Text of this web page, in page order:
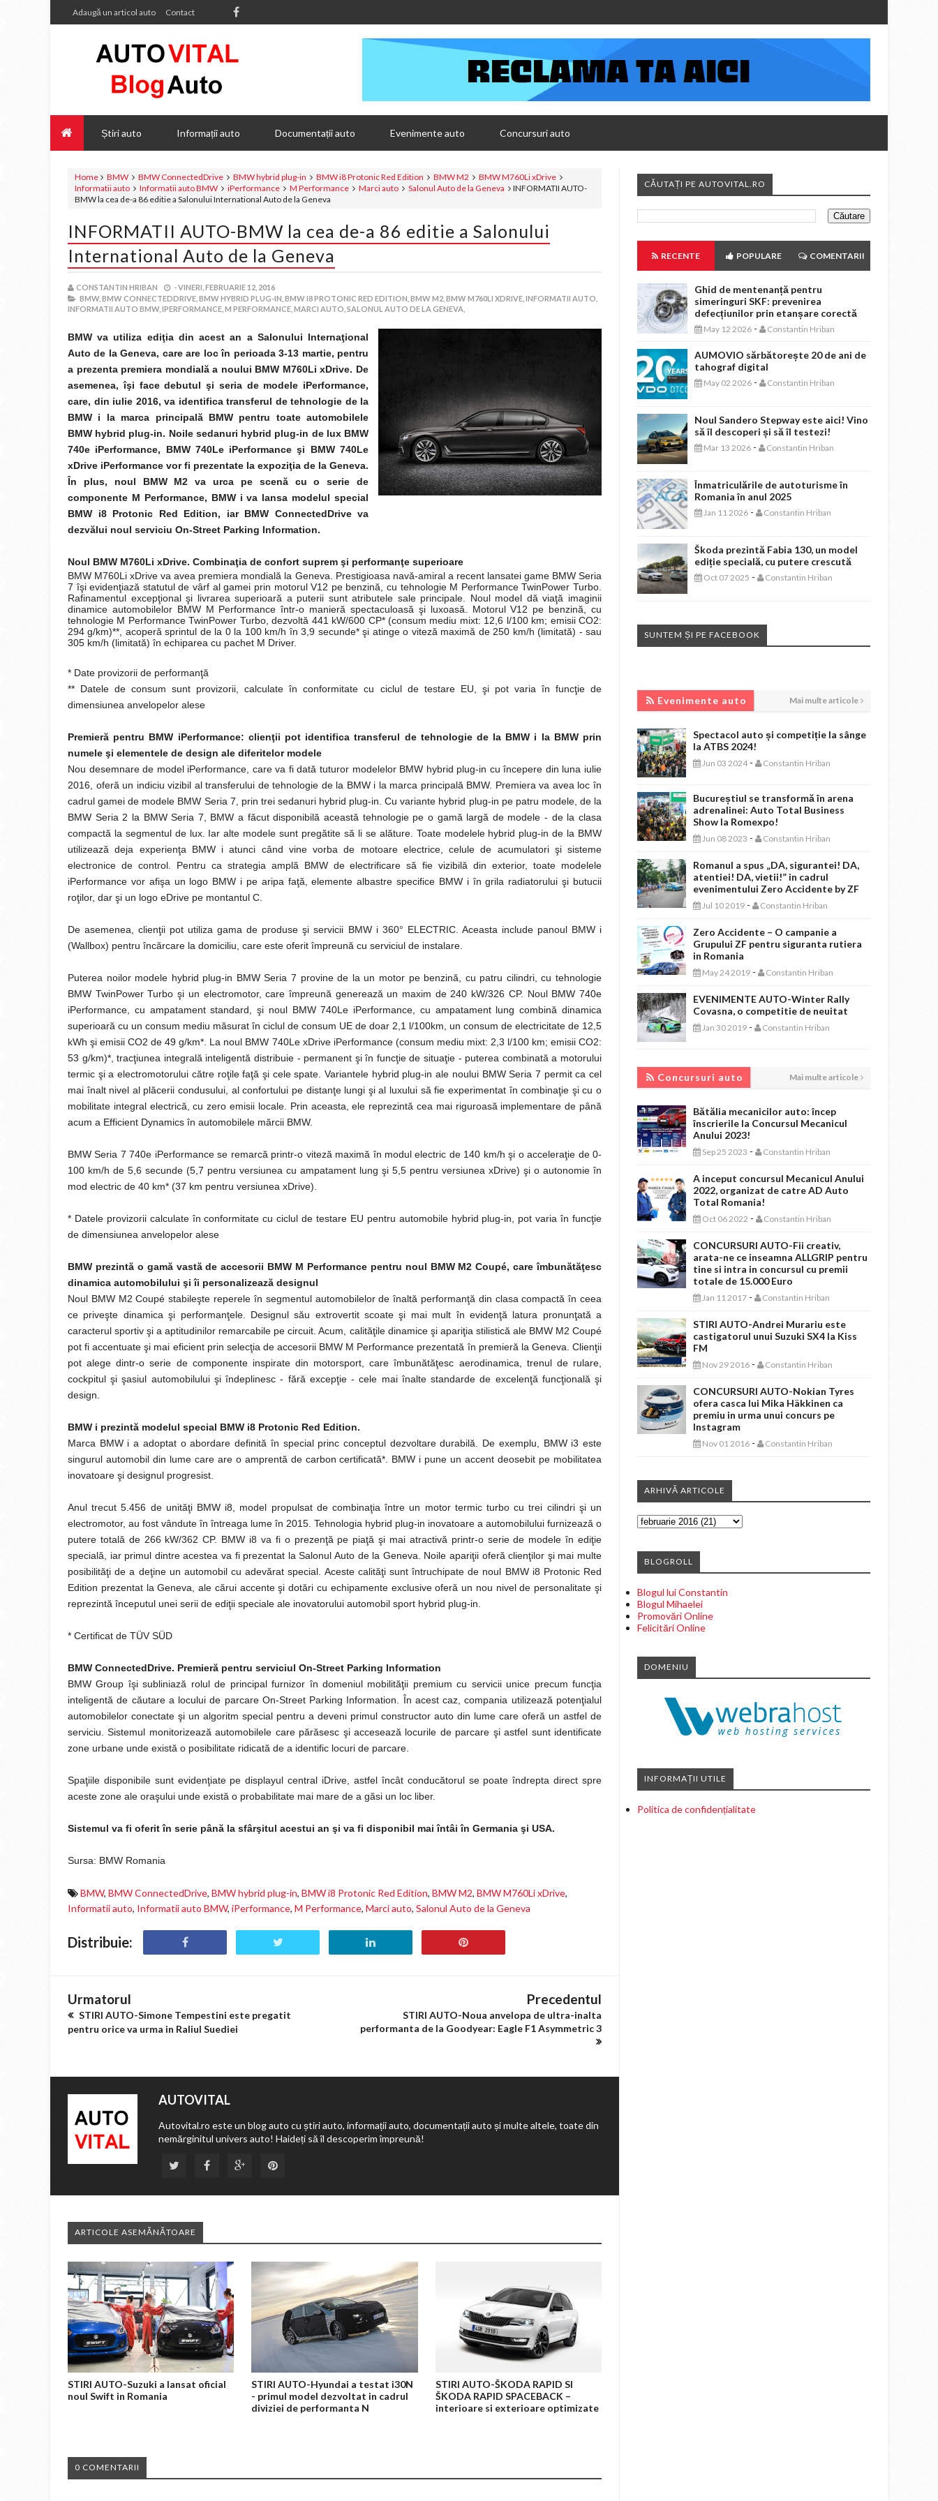
Adaugă un articol auto Contact
Știri auto Informații auto Documentații auto Evenimente auto Concursuri auto
Home BMW BMW ConnectedDrive BMW hybrid plug-in BMW i8 Protonic Red Edition BMW M2
BMW M760Li xDrive
Informatii auto
Informatii auto BMW iPerformance M Performance Marci auto Salonul Auto de la Geneva
INFORMATII AUTO-
BMW la cea de-a 86 editie a Salonului International Auto de la Geneva
INFORMATII AUTO-BMW la cea de-a 86 editie a Salonului
International Auto de la Geneva
CONSTANTIN HRIBAN -VINERI, FEBRUARIE 12, 2016
BMW, BMW CONNECTEDDRIVE, BMW HYBRID PLUG-IN, BMW I8 PROTONIC RED EDITION, BMW M2, BMW M760LI XDRIVE, INFORMATII AUTO,
INFORMATII AUTO BMW, IPERFORMANCE, M PERFORMANCE, MARCI AUTO, SALONUL AUTO DE LA GENEVA,
BMW va utiliza ediţia din acest an a Salonului Internaţional
Auto de la Geneva, care are loc în perioada 3-13 martie, pentru
a prezenta premiera mondială a noului BMW M760Li xDrive. De
asemenea, îşi face debutul şi seria de modele iPerformance,
care, din iulie 2016, va identifica transferul de tehnologie de la
BMW i la marca principală BMW pentru toate automobilele
BMW hybrid plug-in. Noile sedanuri hybrid plug-in de lux BMW
740e iPerformance, BMW 740Le iPerformance şi BMW 740Le
xDrive iPerformance vor fi prezentate la expoziţia de la Geneva.
În plus, noul BMW M2 va urca pe scenă cu o serie de
componente M Performance, BMW i va lansa modelul special
BMW i8 Protonic Red Edition, iar BMW ConnectedDrive va
dezvălui noul serviciu On-Street Parking Information.
Noul BMW M760Li xDrive. Combinaţia de confort suprem şi performanţe superioare
BMW M760Li xDrive va avea premiera mondială la Geneva. Prestigioasa navă-amiral a recent lansatei game BMW Seria
7 îşi evidenţiază statutul de vârf al gamei prin motorul V12 pe benzină, cu tehnologie M Performance TwinPower Turbo.
Rafinamentul excepţional şi livrarea superioară a puterii sunt atributele sale principale. Noul model dă viaţă imaginii
dinamice automobilelor BMW M Performance într-o manieră spectaculoasă şi luxoasă. Motorul V12 pe benzină, cu
tehnologie M Performance TwinPower Turbo, dezvoltă 441 kW/600 CP* (consum mediu mixt: 12,6 l/100 km; emisii CO2:
294 g/km)**, acoperă sprintul de la 0 la 100 km/h în 3,9 secunde* şi atinge o viteză maximă de 250 km/h (limitată) - sau
305 km/h (limitată) în echiparea cu pachet M Driver.
* Date provizorii de performanţă
** Datele de consum sunt provizorii, calculate în conformitate cu ciclul de testare EU, şi pot varia în funcţie de
dimensiunea anvelopelor alese
Premieră pentru BMW iPerformance: clienţii pot identifica transferul de tehnologie de la BMW i la BMW prin
numele şi elementele de design ale diferitelor modele
Nou desemnare de model iPerformance, care va fi dată tuturor modelelor BMW hybrid plug-in cu începere din luna iulie
2016, oferă un indiciu vizibil al transferului de tehnologie de la BMW i la marca principală BMW. Premiera va avea loc în
cadrul gamei de modele BMW Seria 7, prin trei sedanuri hybrid plug-in. Cu variante hybrid plug-in pe patru modele, de la
BMW Seria 2 la BMW Seria 7, BMW a făcut disponibilă această tehnologie pe o gamă largă de modele - de la clasa
compactă la segmentul de lux. Iar alte modele sunt pregătite să li se alăture. Toate modelele hybrid plug-in de la BMW
utilizează deja experienţa BMW i atunci când vine vorba de motoare electrice, celule de acumulatori şi sisteme
electronice de control. Pentru ca strategia amplă BMW de electrificare să fie vizibilă din exterior, toate modelele
iPerformance vor afişa un logo BMW i pe aripa faţă, elemente albastre specifice BMW i în grila radiatorului şi butucii
roţilor, dar şi un logo eDrive pe montantul C.
De asemenea, clienţii pot utiliza gama de produse şi servicii BMW i 360° ELECTRIC. Aceasta include panoul BMW i
(Wallbox) pentru încărcare la domiciliu, care este oferit împreună cu serviciul de instalare.
Puterea noilor modele hybrid plug-in BMW Seria 7 provine de la un motor pe benzină, cu patru cilindri, cu tehnologie
BMW TwinPower Turbo şi un electromotor, care împreună generează un maxim de 240 kW/326 CP. Noul BMW 740e
iPerformance, cu ampatament standard, şi noul BMW 740Le iPerformance, cu ampatament lung combină dinamica
superioară cu un consum mediu măsurat în ciclul de consum UE de doar 2,1 l/100km, un consum de electricitate de 12,5
kWh şi emisii CO2 de 49 g/km*. La noul BMW 740Le xDrive iPerformance (consum mediu mixt: 2,3 l/100 km; emisii CO2:
53 g/km)*, tracţiunea integrală inteligentă distribuie - permanent şi în funcţie de situaţie - puterea combinată a motorului
termic şi a electromotorului către roţile faţă şi cele spate. Variantele hybrid plug-in ale noului BMW Seria 7 permit ca cel
mai înalt nivel al plăcerii condusului, al confortului pe distanţe lungi şi al luxului să fie experimentat în combinaţie şi cu o
mobilitate integral electrică, cu zero emisii locale. Prin aceasta, ele reprezintă cea mai riguroasă implementare de până
acum a Efficient Dynamics în automobilele mărcii BMW.
BMW Seria 7 740e iPerformance se remarcă printr-o viteză maximă în modul electric de 140 km/h şi o acceleraţie de 0-
100 km/h de 5,6 secunde (5,7 pentru versiunea cu ampatament lung şi 5,5 pentru versiunea xDrive) şi o autonomie în
mod electric de 40 km* (37 km pentru versiunea xDrive).
* Datele provizorii calculate în conformitate cu ciclul de testare EU pentru automobile hybrid plug-in, pot varia în funcţie
de dimensiunea anvelopelor alese
BMW prezintă o gamă vastă de accesorii BMW M Performance pentru noul BMW M2 Coupé, care îmbunătăţesc
dinamica automobilului şi îi personalizează designul
Noul BMW M2 Coupé stabileşte reperele în segmentul automobilelor de înaltă performanţă din clasa compactă în ceea
ce priveşte dinamica şi performanţele. Designul său extrovertit scoate şi mai mult în evidenţă latura pronunţată a
caracterul sportiv şi a aptitudinilor remarcabile pe circuit. Acum, calităţile dinamice şi apariţia stilistică ale BMW M2 Coupé
pot fi accentuate şi mai eficient prin selecţia de accesorii BMW M Performance prezentată în premieră la Geneva. Clienţii
pot alege dintr-o serie de componente inspirate din motorsport, care îmbunătăţesc aerodinamica, trenul de rulare,
cockpitul şi şasiul automobilului şi îndeplinesc - fără excepţie - cele mai înalte standarde de excelenţă funcţională şi
design.
BMW i prezintă modelul special BMW i8 Protonic Red Edition.
Marca BMW i a adoptat o abordare definită în special princ conceptul dezvoltare durabilă. De exemplu, BMW i3 este
singurul automobil din lume care are o amprentă de carbon certificată*. BMW i pune un accent deosebit pe mobilitatea
inovatoare şi designul progresist.
Anul trecut 5.456 de unităţi BMW i8, model propulsat de combinaţia între un motor termic turbo cu trei cilindri şi un
electromotor, au fost vândute în întreaga lume în 2015. Tehnologia hybrid plug-in inovatoare a automobilului furnizează o
putere totală de 266 kW/362 CP. BMW i8 va fi o prezenţă pe piaţă şi mai atractivă printr-o serie de modele în ediţie
specială, iar primul dintre acestea va fi prezentat la Salonul Auto de la Geneva. Noile apariţii oferă clienţilor şi mai multe
posibilităţi de a deţine un automobil cu adevărat special. Aceste calităţi sunt întruchipate de noul BMW i8 Protonic Red
Edition prezentat la Geneva, ale cărui accente şi dotări cu echipamente exclusive oferă un nou nivel de personalitate şi
reprezintă începutul unei serii de ediţii speciale ale inovatorului automobil sport hybrid plug-in.
* Certificat de TÜV SÜD
BMW ConnectedDrive. Premieră pentru serviciul On-Street Parking Information
BMW Group îşi subliniază rolul de principal furnizor în domeniul mobilităţii premium cu servicii unice precum funcţia
inteligentă de căutare a locului de parcare On-Street Parking Information. În acest caz, compania utilizează potenţialul
automobilelor conectate şi un algoritm special pentru a deveni primul constructor auto din lume care oferă un astfel de
serviciu. Sistemul monitorizează automobilele care părăsesc şi accesează locurile de parcare şi astfel sunt identificate
zone urbane unde există o posibilitate ridicată de a identific locuri de parcare.
Spaţiile disponibile sunt evidenţiate pe displayul central iDrive, astfel încât conducătorul se poate îndrepta direct spre
aceste zone ale oraşului unde există o probabilitate mai mare de a găsi un loc liber.
Sistemul va fi oferit în serie până la sfârşitul acestui an şi va fi disponibil mai întâi în Germania şi USA.
Sursa: BMW Romania
BMW, BMW ConnectedDrive, BMW hybrid plug-in, BMW i8 Protonic Red Edition, BMW M2, BMW M760Li xDrive,
Informatii auto, Informatii auto BMW, iPerformance, M Performance, Marci auto, Salonul Auto de la Geneva
Distribuie:
Urmatorul
STIRI AUTO-Simone Tempestini este pregatit
pentru orice va urma in Raliul Suediei
Precedentul
STIRI AUTO-Noua anvelopa de ultra-inalta
performanta de la Goodyear: Eagle F1 Asymmetric 3
AUTOVITAL
Autovital.ro este un blog auto cu știri auto, informații auto, documentații auto și multe altele, toate din
nemărginitul univers auto! Haideți să îl descoperim împreună!
ARTICOLE ASEMĂNĂTOARE
STIRI AUTO-Suzuki a lansat oficial
noul Swift in Romania
STIRI AUTO-Hyundai a testat i30N
- primul model dezvoltat in cadrul
diviziei de performanta N
STIRI AUTO-ŠKODA RAPID SI
ŠKODA RAPID SPACEBACK –
interioare si exterioare optimizate
0 COMENTARII
CĂUTAȚI PE AUTOVITAL.RO
RECENTE POPULARE COMENTARII
Ghid de mentenanță pentru
simeringuri SKF: prevenirea
defecțiunilor prin etanșare corectă
May 12 2026 - Constantin Hriban
AUMOVIO sărbătorește 20 de ani de
tahograf digital
May 02 2026 - Constantin Hriban
Noul Sandero Stepway este aici! Vino
să îl descoperi și să îl testezi!
Mar 13 2026 - Constantin Hriban
Înmatriculările de autoturisme în
Romania în anul 2025
Jan 11 2026 - Constantin Hriban
Škoda prezintă Fabia 130, un model
ediție specială, cu putere crescută
Oct 07 2025 - Constantin Hriban
SUNTEM ȘI PE FACEBOOK
Evenimente auto Mai multe articole
Spectacol auto și competiție la sânge
la ATBS 2024!
Jun 03 2024 - Constantin Hriban
Bucureștiul se transformă în arena
adrenalinei: Auto Total Business
Show la Romexpo!
Jun 08 2023 - Constantin Hriban
Romanul a spus „DA, sigurantei! DA,
atentiei! DA, vietii!” in cadrul
evenimentului Zero Accidente by ZF
Jul 10 2019 - Constantin Hriban
Zero Accidente – O campanie a
Grupului ZF pentru siguranta rutiera
in Romania
May 24 2019 - Constantin Hriban
EVENIMENTE AUTO-Winter Rally
Covasna, o competitie de neuitat
Jan 30 2019 - Constantin Hriban
Concursuri auto Mai multe articole
Bătălia mecanicilor auto: încep
înscrierile la Concursul Mecanicul
Anului 2023!
Sep 25 2023 - Constantin Hriban
A inceput concursul Mecanicul Anului
2022, organizat de catre AD Auto
Total Romania!
Oct 06 2022 - Constantin Hriban
CONCURSURI AUTO-Fii creativ,
arata-ne ce inseamna ALLGRIP pentru
tine si intra in concursul cu premii
totale de 15.000 Euro
Jan 11 2017 - Constantin Hriban
STIRI AUTO-Andrei Murariu este
castigatorul unui Suzuki SX4 la Kiss
FM
Nov 29 2016 - Constantin Hriban
CONCURSURI AUTO-Nokian Tyres
ofera casca lui Mika Häkkinen ca
premiu in urma unui concurs pe
Instagram
Nov 01 2016 - Constantin Hriban
ARHIVĂ ARTICOLE
BLOGROLL
Blogul lui Constantin
Blogul Mihaelei
Promovări Online
Felicitări Online
DOMENIU
INFORMAȚII UTILE
Politica de confidențialitate